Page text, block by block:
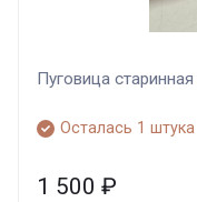
Пуговица
Осталась 1 штука
1 500 ₽